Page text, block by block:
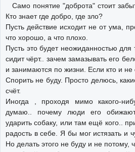
Само понятие "доброта" стоит
Кто знает где добро, где зло?
Пусть действие исходит не от ума,
что хорошо, а что плохо.
Пусть это будет неожиданностью
сидит чёрт.. зачем замазывать его
и занимаются по жизни. Если кто и не
Спорить не буду. Просто делюсь,
счёт.
Иногда , проходя мимо какого-
думаю.. почему люди его
ударить собаку, или там ещё кого..
радость в себе. Я бы мог истязать и
Но делать этого не буду и не потому,